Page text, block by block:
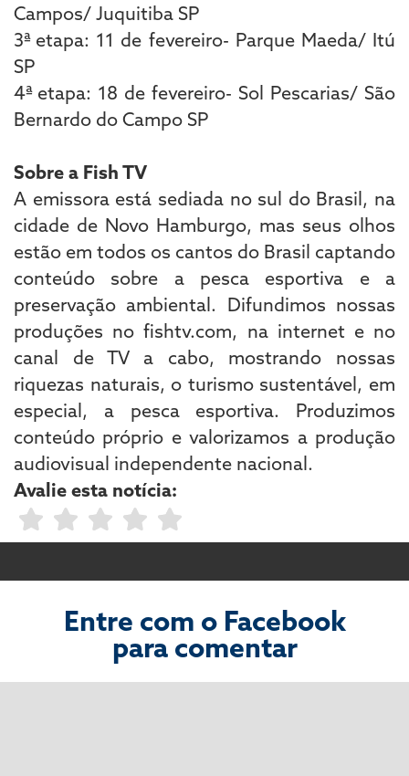
Campos/ Juquitiba SP
3ª etapa: 11 de fevereiro- Parque Maeda/ Itú
SP
4ª etapa: 18 de fevereiro- Sol Pescarias/ São
Bernardo do Campo SP
Sobre a Fish TV
A emissora está sediada no sul do Brasil, na
cidade de Novo Hamburgo, mas seus olhos
estão em todos os cantos do Brasil captando
conteúdo sobre a pesca esportiva e a
preservação ambiental. Difundimos nossas
produções no fishtv.com, na internet e no
canal de TV a cabo, mostrando nossas
riquezas naturais, o turismo sustentável, em
especial, a pesca esportiva. Produzimos
conteúdo próprio e valorizamos a produção
audiovisual independente nacional.
Avalie esta notícia:
Entre com o Facebook
para comentar